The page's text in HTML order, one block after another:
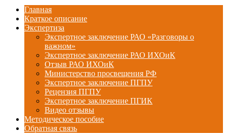
Главная
Краткое описание
Экспертиза
Экспертное заключение РАО «Разговоры о
важном»
Экспертное заключение РАО ИХОиК
Отзыв РАО ИХОиК
Министерство просвещения РФ
Экспертное заключение ПГПУ
Рецензия ПГПУ
Экспертное заключение ПГИК
Видео отзывы
Методическое пособие
Обратная связь